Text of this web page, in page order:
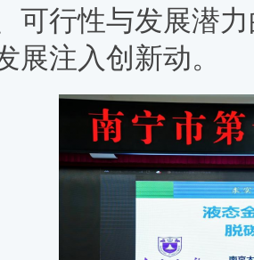
可行性与发展潜
展注入创新动。